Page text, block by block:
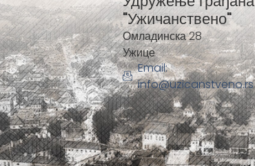
"Ужичанствено"
Омладинска 28
Ужице
Email:
info@uzicanstveno.rs